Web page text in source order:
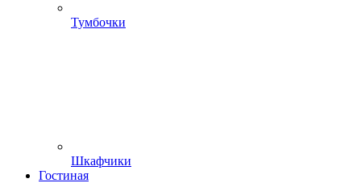
Тумбочки
Шкафчики
Гостиная